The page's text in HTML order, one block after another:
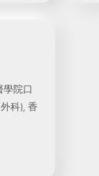
院口
科), 香